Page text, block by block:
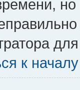
к началу